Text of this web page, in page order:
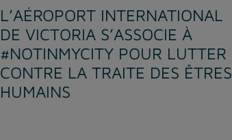
L’AÉROPORT INTERNATIONAL
DE VICTORIA S’ASSOCIE À
#NOTINMYCITY POUR LUTTER
CONTRE LA TRAITE DES ÊTRES
HUMAINS